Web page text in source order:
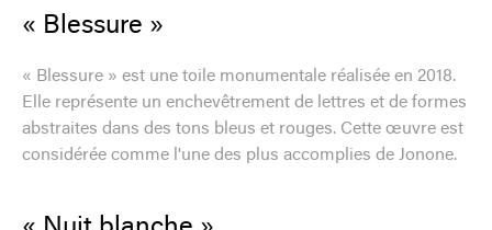
« Blessure »
« Blessure » est une toile monumentale réalisée en 2018.
Elle représente un enchevêtrement de lettres et de formes
abstraites dans des tons bleus et rouges. Cette œuvre est
considérée comme l'une des plus accomplies de Jonone.